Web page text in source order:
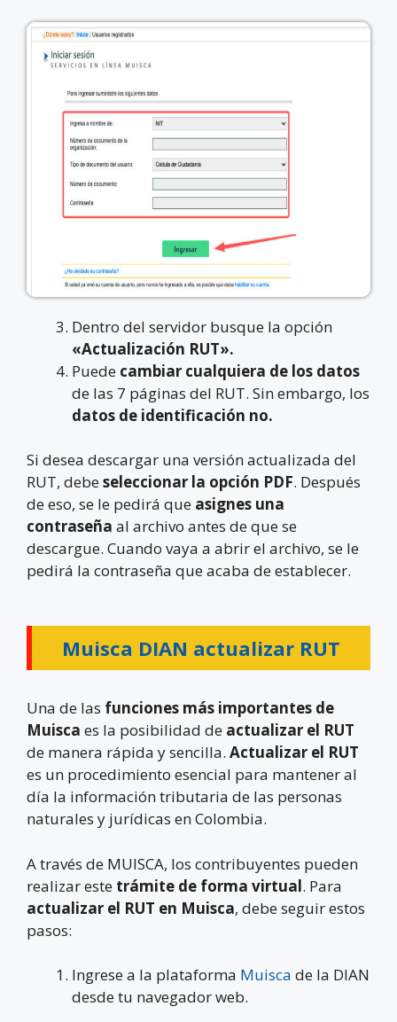
Dentro del servidor busque la opción
«Actualización RUT».
Puede cambiar cualquiera de los datos
de las 7 páginas del RUT. Sin embargo, los
datos de identificación no.
Si desea descargar una versión actualizada del
RUT, debeseleccionar la opción PDF. Después
de eso, se le pedirá que asignes una
contraseña al archivo antes de que se
descargue. Cuando vaya a abrir el archivo, se le
pedirá la contraseña que acaba de establecer.
Muisca DIAN actualizar RUT
Una de las funciones más importantes de
Muisca es la posibilidad de actualizar el RUT
de manera rápida y sencilla. Actualizar el RUT
es un procedimiento esencial para mantener al
día la información tributaria de las personas
naturales y jurídicas en Colombia.
A través de MUISCA, los contribuyentes pueden
realizar este trámite de forma virtual. Para
actualizar el RUT en Muisca, debe seguir estos
pasos:
Ingrese a la plataforma Muisca de la DIAN
desde tu navegador web.